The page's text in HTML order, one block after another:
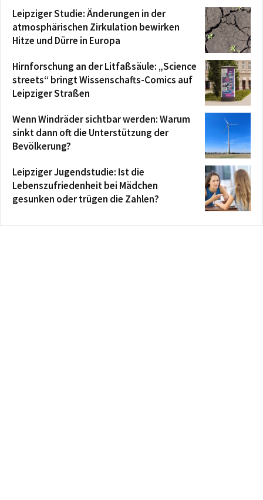
Leipziger Studie: Änderungen in der
atmosphärischen Zirkulation bewirken
Hitze und Dürre in Europa
Hirnforschung an der Litfaßsäule: „Science
streets“ bringt Wissenschafts-Comics auf
Leipziger Straßen
Wenn Windräder sichtbar werden: Warum
sinkt dann oft die Unterstützung der
Bevölkerung?
Leipziger Jugendstudie: Ist die
Lebenszufriedenheit bei Mädchen
gesunken oder trügen die Zahlen?